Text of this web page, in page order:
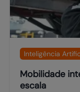
Inteligência
Mobilidade
escala